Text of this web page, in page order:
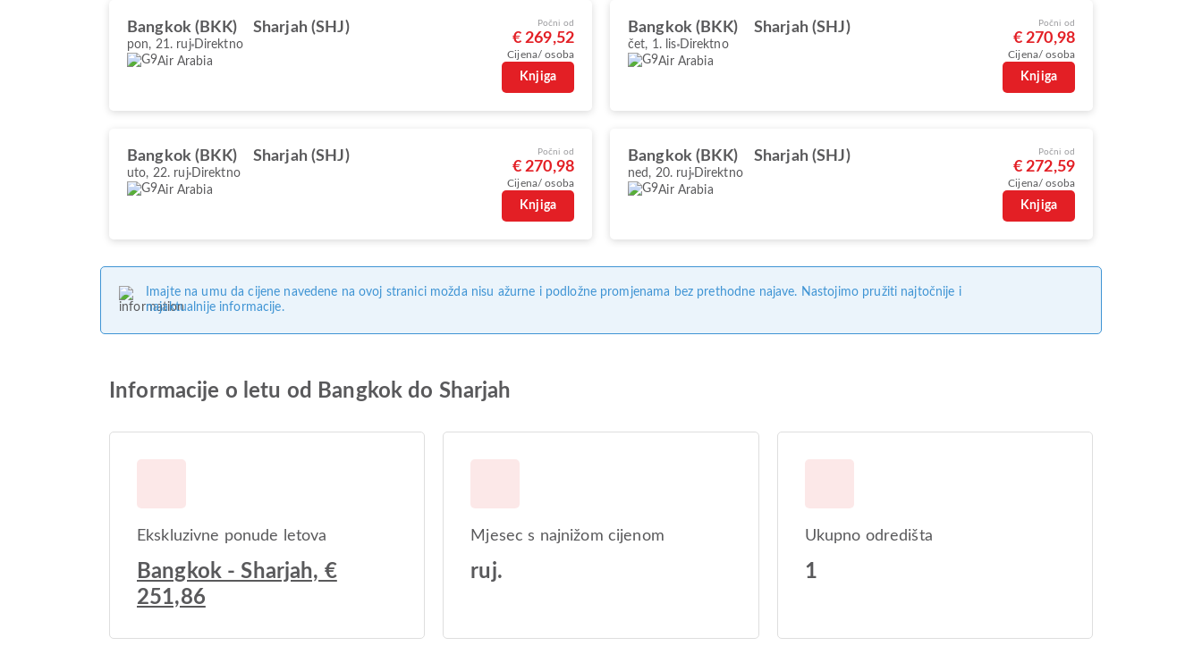
Bangkok (BKK) Sharjah (SHJ)
pon, 21. ruj Direktno
Air Arabia
Počni od
€ 269,52
Cijena/ osoba
Knjiga
Bangkok (BKK) Sharjah (SHJ)
čet, 1. lis Direktno
Air Arabia
Počni od
€ 270,98
Cijena/ osoba
Knjiga
Bangkok (BKK) Sharjah (SHJ)
uto, 22. ruj Direktno
Air Arabia
Počni od
€ 270,98
Cijena/ osoba
Knjiga
Bangkok (BKK) Sharjah (SHJ)
ned, 20. ruj Direktno
Air Arabia
Počni od
€ 272,59
Cijena/ osoba
Knjiga
Imajte na umu da cijene navedene na ovoj stranici možda nisu ažurne i podložne promjenama bez prethodne najave. Nastojimo pružiti najtočnije i
najaktualnije informacije.
Informacije o letu od Bangkok do Sharjah
Ekskluzivne ponude letova
Bangkok - Sharjah, €
251,86
Mjesec s najnižom cijenom
ruj.
Ukupno odredišta
1